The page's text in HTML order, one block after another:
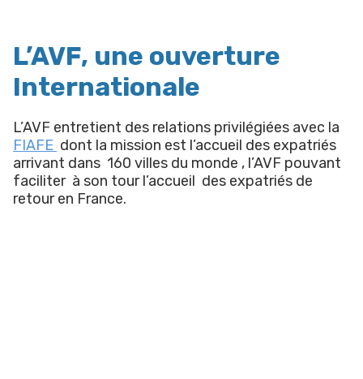
L’AVF, une ouverture
Internationale
L’AVF entretient des relations privilégiées avec la
FIAFE dont la mission est l’accueil des expatriés
arrivant dans 160 villes du monde , l’AVF pouvant
faciliter à son tour l’accueil des expatriés de
retour en France.